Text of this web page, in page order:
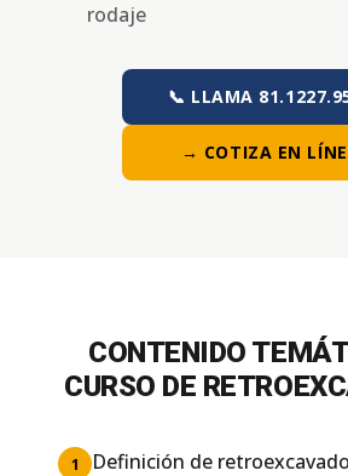
rodaje
📞 LLAMA
→ COTIZA EN
CONTENIDO
CURSO DE
1 Definición de